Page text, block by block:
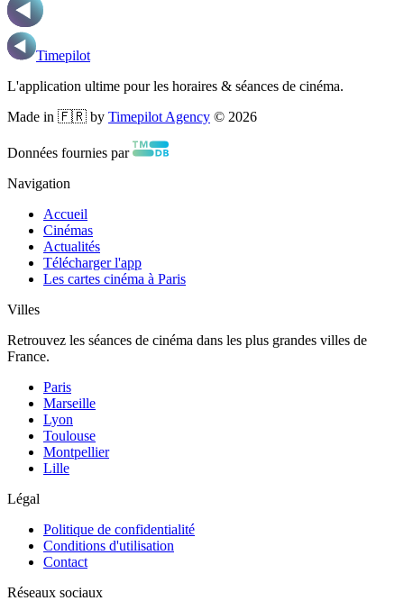
Timepilot
L'application ultime pour les horaires & séances de cinéma.
Made in 🇫🇷 by Timepilot Agency © 2026
Données fournies par
Navigation
Accueil
Cinémas
Actualités
Télécharger l'app
Les cartes cinéma à Paris
Villes
Retrouvez les séances de cinéma dans les plus grandes villes de
France.
Paris
Marseille
Lyon
Toulouse
Montpellier
Lille
Légal
Politique de confidentialité
Conditions d'utilisation
Contact
Réseaux sociaux